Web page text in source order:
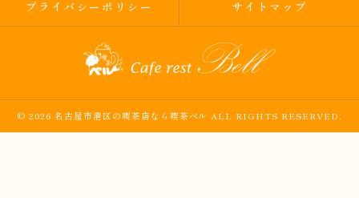
プライバシーポリシー サイトマップ
© 2026 名古屋市港区の喫茶店なら喫茶ベル ALL RIGHTS RESERVED.